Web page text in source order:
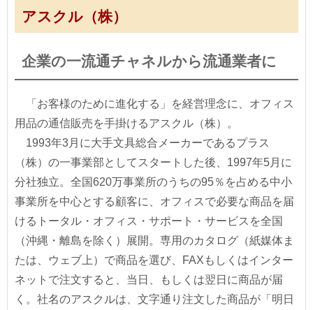
アスクル（株）
企業の一流通チャネルから流通業者に
「お客様のために進化する」を経営理念に、オフィス
用品の通信販売を手掛けるアスクル（株）。
1993年3月に大手文具総合メーカーであるプラス
（株）の一事業部としてスタートした後、1997年5月に
分社独立。全国620万事業所のうちの95％を占める中小
事業所を中心とする顧客に、オフィスで必要な商品を届
けるトータル・オフィス・サポート・サービスを全国
（沖縄・離島を除く）展開。専用のカタログ（紙媒体ま
たは、ウェブ上）で商品を選び、FAXもしくはインター
ネットで注文すると、当日、もしくは翌日に商品が届
く。社名のアスクルは、文字通り注文した商品が「明日